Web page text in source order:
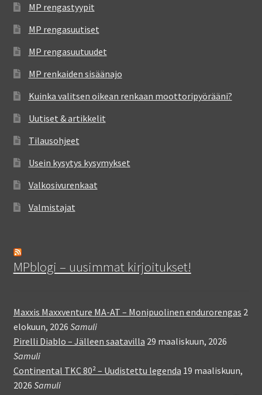
MP rengastyypit
MP rengasuutiset
MP rengasuutuudet
MP renkaiden sisäänajo
Kuinka valitsen oikean renkaan moottoripyörääni?
Uutiset & artikkelit
Tilausohjeet
Usein kysytys kysymykset
Valkosivurenkaat
Valmistajat
MPblogi – uusimmat kirjoitukset!
Maxxis Maxxventure MA-AT – Monipuolinen endurorengas 2
elokuun, 2026 Samuli
Pirelli Diablo – Jälleen saatavilla 29 maaliskuun, 2026
Samuli
Continental TKC 80² – Uudistettu legenda 19 maaliskuun,
2026 Samuli